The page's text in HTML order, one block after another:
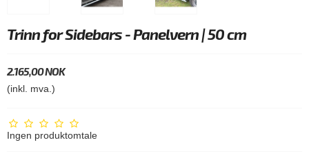
Trinn for Sidebars - Panelvern | 50 cm
2.165,00 NOK
(inkl. mva.)
Ingen produktomtale